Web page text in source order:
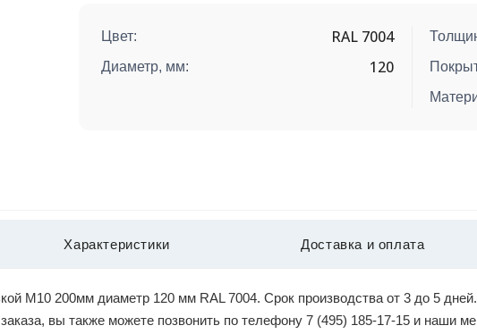
Цвет: RAL 7004
Диаметр, мм: 120
Характеристики Доставка и оплата
М10 200мм диаметр 120 мм RAL 7004. Срок производства от 3 до 5
вы также можете позвонить по телефону 7 (495) 185-17-15 и наши